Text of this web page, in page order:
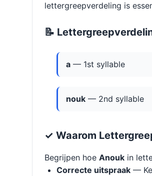
lettergreepverdeling is
📝
a — 1st syllable
nouk — 2nd syllable
✓ Waarom
Begrijpen hoe Anouk in
Correcte uitspraak —